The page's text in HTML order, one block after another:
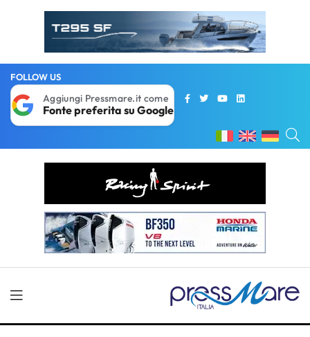
FOLLOW US
Aggiungi Pressmare.it come
Fonte preferita su Google